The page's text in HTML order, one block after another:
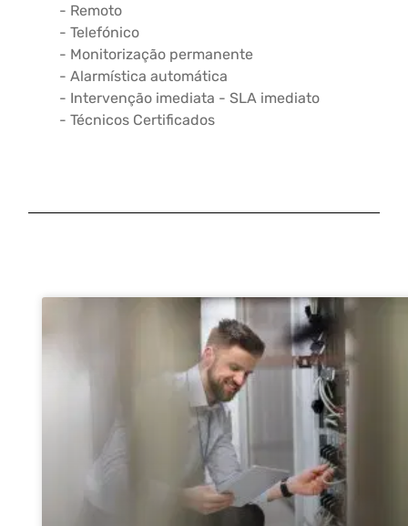
- Remoto
- Telefónico
- Monitorização permanente
- Alarmística automática
- Intervenção imediata - SLA imediato
- Técnicos Certificados